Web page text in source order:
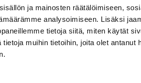
ja mainosten räätälöimiseen,
analysoimiseen. Lisäksi
tietoja siitä, miten käytät
muihin tietoihin, joita olet antanut
-asiat